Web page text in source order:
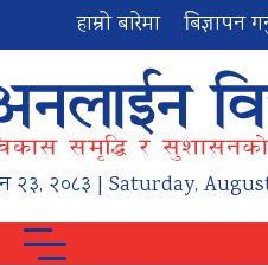
हाम्रो बारेमा बिज्ञापन
२३, २०८३ | Saturday,